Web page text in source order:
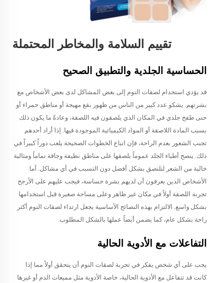
تقييم السلامة والمخاطر المحتملة
الحساسية الجلدية والتطبيق الصحيح
قد يؤدي استخدام لصقات النوم إلى بعض المشاكل لدى بعض الأشخاص مع
بشرتهم. يشكو عدد كبير من الناس من ظهور بقع مهيجة أو مناطق حمراء أو
حتى طفح جلدي في المكان الذي يلصقون فيه اللصقة، وعادةً ما يكون ذلك
بسبب المادة اللاصقة أو المواد الكيميائية الموجودة فيها. إذا أراد أحدهم
تجنب الشعور بعدم الراحة، فإن اتباع الخطوات الصحيحة يلعب دوراً كبيراً في
ذلك. ينصح أطباء الجلد عموماً بلصقها على مناطق نظيفة وجافة تماماً ومثالية
خالية من الشعر لتلتصق بشكل أفضل دون التسبب في أي مشاكل. أما
الأشخاص الذين يعرفون أن لديهم بشرة حساسة، فيجب عليهم على الأرجح
تجربة اللصقة أولاً في مكان غير ظاهر وعلى مساحة صغيرة قبل استخدامها
بشكل واسع. الالتزام بهذه النصائح الأساسية يجعل ارتداء لصقات النوم أكثر
راحة بشكل عام، كما يضمن أيضاً عملها بالشكل المطلوب.
التفاعلات مع الأدوية الحالية
يجب على أي شخص يفكر في تجربة لصقات النوم أن يتحقق أولاً مما إذا
كانت قد تتفاعل مع الأدوية الحالية، خاصة الأدوية مثل مميعات الدم أو غيرها